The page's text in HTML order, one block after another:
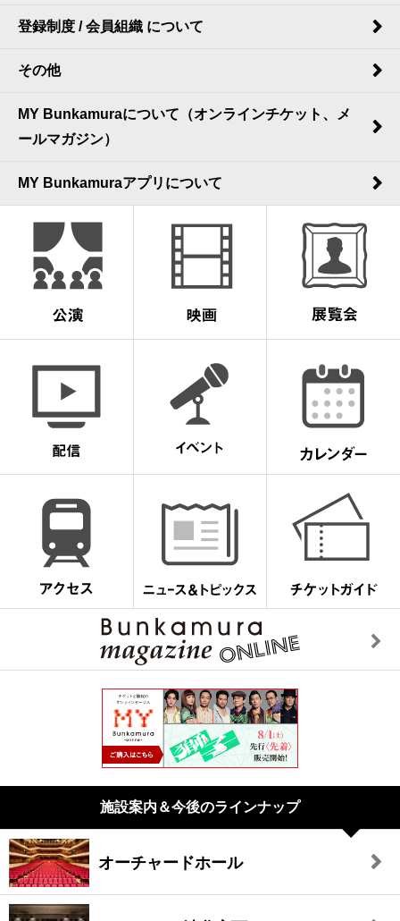
登録制度 / 会員組織 について
その他
MY Bunkamuraについて（オンラインチケット、メ
ールマガジン）
MY Bunkamuraアプリについて
施設案内＆今後のラインナップ
オーチャードホール